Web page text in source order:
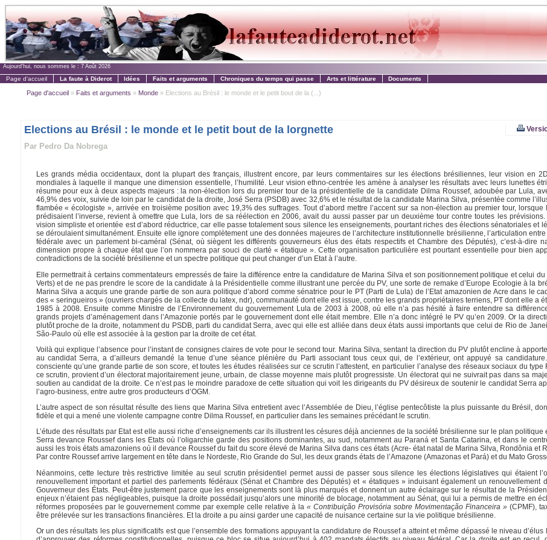
Aujourd'hui, nous sommes le : 7 Août 2026
Page d'accueil La faute à Diderot Idées Faits et arguments Chroniques du temps qui passe Arts et littérature Documents
Page d'accueil» Faits et arguments » Monde» Elections au Brésil : le monde et le petit bout de la (...)
Elections au Brésil : le monde et le petit bout de la lorgnette
Par Pedro Da Nobrega
Les grands média occidentaux, dont la plupart des français, illustrent encore, par leurs commentaires sur les élections brésiliennes, leur vision en
mondiales à laquelle il manque une dimension essentielle, l’humilité. Leur vision ethno-centrée les amène à analyser les résultats avec leurs lunettes
résume pour eux à deux aspects majeurs : la non-élection lors du premier tour de la présidentielle de la candidate Dilma Roussef, adoubée par Lula,
46,9% des voix, suivie de loin par le candidat de la droite, José Serra (PSDB) avec 32,6% et le résultat de la candidate Marina Silva, présentée comme
flambée « écologiste », arrivée en troisième position avec 19,3% des suffrages. Tout d’abord mettre l’accent sur sa non-élection au premier tour, lorsque
prédisaient l’inverse, revient à omettre que Lula, lors de sa réélection en 2006, avait du aussi passer par un deuxième tour contre toutes les prévisions.
vision simpliste et orientée est d’abord réductrice, car elle passe totalement sous silence les enseignements, pourtant riches des élections sénatoriales et
se déroulaient simultanément. Ensuite elle ignore complètement une des données majeures de l’architecture institutionnelle brésilienne, l’articulation
fédérale avec un parlement bi-caméral (Sénat, où siègent les différents gouverneurs élus des états respectifs et Chambre des Députés), c’est-à-dire
dimension propre à chaque état que l’on nommera par souci de clarté « étatique ». Cette organisation particulière est pourtant essentielle pour bien
contradictions de la société brésilienne et un spectre politique qui peut changer d’un Etat à l’autre.
Elle permettrait à certains commentateurs empressés de faire la différence entre la candidature de Marina Silva et son positionnement politique et celui du
Verts) et de ne pas prendre le score de la candidate à la Présidentielle comme illustrant une percée du PV, une sorte de remake d’Europe Ecologie à la
Marina Silva a acquis une grande partie de son aura politique d’abord comme sénatrice pour le PT (Parti de Lula) de l’Etat amazonien de Acre dans le
des « seringueiros » (ouvriers chargés de la collecte du latex, ndr), communauté dont elle est issue, contre les grands propriétaires terriens, PT dont elle a
1985 à 2008. Ensuite comme Ministre de l’Environnement du gouvernement Lula de 2003 à 2008, où elle n’a pas hésité à faire entendre sa
grands projets d’aménagement dans l’Amazonie portés par le gouvernement dont elle était membre. Elle n’a donc intégré le PV qu’en 2009. Or la
plutôt proche de la droite, notamment du PSDB, parti du candidat Serra, avec qui elle est alliée dans deux états aussi importants que celui de Rio de
São-Paulo où elle est associée à la gestion par la droite de cet état.
Voilà qui explique l’absence pour l’instant de consignes claires de vote pour le second tour. Marina Silva, sentant la direction du PV plutôt encline à
au candidat Serra, a d’ailleurs demandé la tenue d’une séance plénière du Parti associant tous ceux qui, de l’extérieur, ont appuyé sa
consciente qu’une grande partie de son score, et toutes les études réalisées sur ce scrutin l’attestent, en particulier l’analyse des réseaux sociaux du type
ce scrutin, provient d’un électorat majoritairement jeune, urbain, de classe moyenne mais plutôt progressiste. Un électorat qui ne suivrait pas dans sa
soutien au candidat de la droite. Ce n’est pas le moindre paradoxe de cette situation qui voit les dirigeants du PV désireux de soutenir le candidat Serra
l’agro-business, entre autre gros producteurs d’OGM.
L’autre aspect de son résultat résulte des liens que Marina Silva entretient avec l’Assemblée de Dieu, l’église pentecôtiste la plus puissante du Brésil,
fidèle et qui a mené une violente campagne contre Dilma Roussef, en particulier dans les semaines précédant le scrutin.
L’étude des résultats par Etat est elle aussi riche d’enseignements car ils illustrent les césures déjà anciennes de la société brésilienne sur le plan politique
Serra devance Roussef dans les Etats où l’oligarchie garde des positions dominantes, au sud, notamment au Paraná et Santa Catarina, et dans le
aussi les trois états amazoniens où il devance Roussef du fait du score élevé de Marina Silva dans ces états (Acre- état natal de Marina Silva, Rondônia et
Par contre Roussef arrive largement en tête dans le Nordeste, Rio Grande do Sul, les deux grands états de l’Amazone (Amazonas et Pará) et du Mato
Néanmoins, cette lecture très restrictive limitée au seul scrutin présidentiel permet aussi de passer sous silence les élections législatives qui étaient
renouvellement important et partiel des parlements fédéraux (Sénat et Chambre des Députés) et « étatiques » induisant également un renouvellement
Gouverneur des États. Peut-être justement parce que les enseignements sont là plus marqués et donnent un autre éclairage sur le résultat de la
enjeux n’étaient pas négligeables, puisque la droite possédait jusqu’alors une minorité de blocage, notamment au Sénat, qui lui a permis de mettre en
réformes proposées par le gouvernement comme par exemple celle relative à la« Contribuição Provisória sobre Movimentação Financeira » (CPMF),
être prélevée sur les transactions financières. Et la droite a pu ainsi garder une capacité de nuisance certaine sur la vie politique brésilienne.
Or un des résultats les plus significatifs est que l’ensemble des formations appuyant la candidature de Roussef a atteint et même dépassé le niveau d’élus